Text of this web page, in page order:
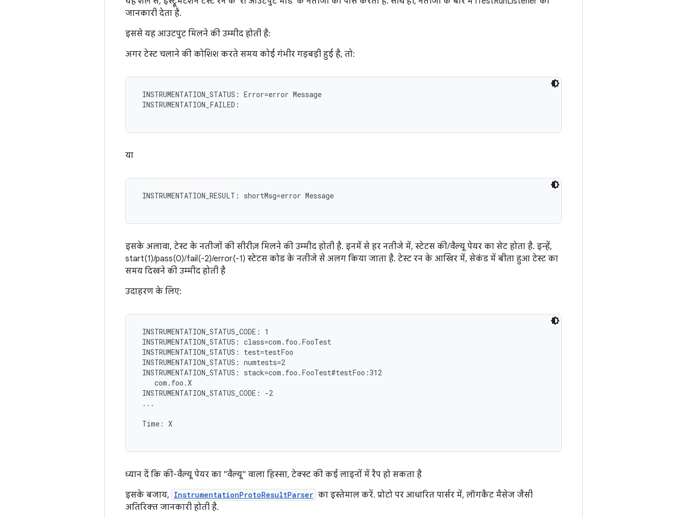
जानकारी देता है.
इससे यह आउटपुट मिलने की उम्मीद होती है:
अगर टेस्ट चलाने की कोशिश करते समय कोई गंभीर गड़बड़ी हुई है, तो:
INSTRUMENTATION_STATUS: Error=error Message
INSTRUMENTATION_FAILED:
या
INSTRUMENTATION_RESULT: shortMsg=error Message
इसके अलावा, टेस्ट के नतीजों की सीरीज़ मिलने की उम्मीद होती है. इनमें से हर नतीजे में, स्टेटस की/वैल्यू पेयर का सेट होता है. इन्हें,
start(1)/pass(0)/fail(-2)/error(-1) स्टेटस कोड के नतीजे से अलग किया जाता है. टेस्ट रन के आखिर में, सेकंड में बीता हुआ टेस्ट का
समय दिखने की उम्मीद होती है
उदाहरण के लिए:
INSTRUMENTATION_STATUS_CODE: 1
INSTRUMENTATION_STATUS: class=com.foo.FooTest
INSTRUMENTATION_STATUS: test=testFoo
INSTRUMENTATION_STATUS: numtests=2
INSTRUMENTATION_STATUS: stack=com.foo.FooTest#testFoo:312
    com.foo.X
INSTRUMENTATION_STATUS_CODE: -2
...
Time: X
ध्यान दें कि की-वैल्यू पेयर का "वैल्यू" वाला हिस्सा, टेक्स्ट की कई लाइनों में रैप हो सकता है
इसके बजाय, InstrumentationProtoResultParser का इस्तेमाल करें. प्रोटो पर आधारित पार्सर में, लॉगकैट मैसेज जैसी
अतिरिक्त जानकारी होती है.